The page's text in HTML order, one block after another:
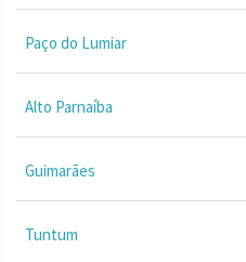
Paço do Lumiar
Alto Parnaíba
Guimarães
Tuntum